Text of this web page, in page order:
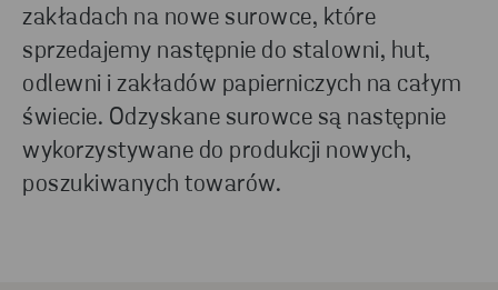
zakładach na nowe surowce, które
sprzedajemy następnie do stalowni, hut,
odlewni i zakładów papierniczych na całym
świecie. Odzyskane surowce są następnie
wykorzystywane do produkcji nowych,
poszukiwanych towarów.